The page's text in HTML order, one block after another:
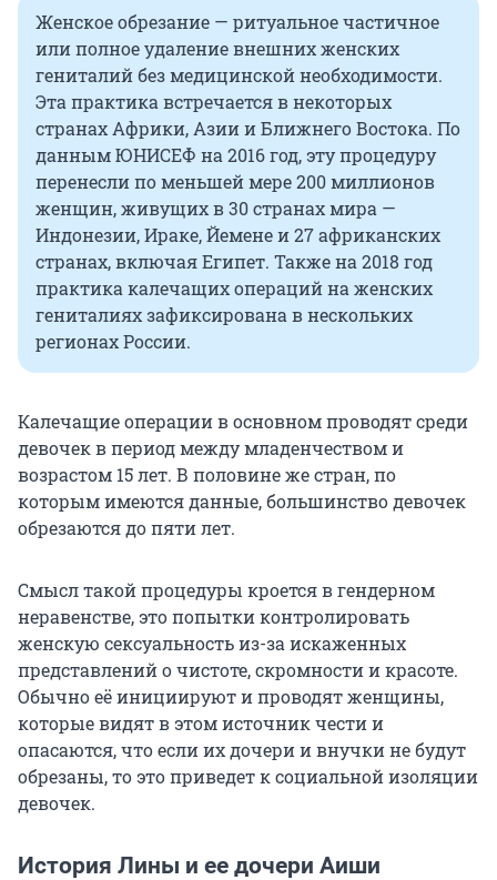
Женское обрезание — ритуальное частичное
или полное удаление внешних женских
гениталий без медицинской необходимости.
Эта практика встречается в некоторых
странах Африки, Азии и Ближнего Востока. По
данным ЮНИСЕФ на 2016 год, эту процедуру
перенесли по меньшей мере 200 миллионов
женщин, живущих в 30 странах мира —
Индонезии, Ираке, Йемене и 27 африканских
странах, включая Египет. Также на 2018 год
практика калечащих операций на женских
гениталиях зафиксирована в нескольких
регионах России.
Калечащие операции в основном проводят среди
девочек в период между младенчеством и
возрастом 15 лет. В половине же стран, по
которым имеются данные, большинство девочек
обрезаются до пяти лет.
Смысл такой процедуры кроется в гендерном
неравенстве, это попытки контролировать
женскую сексуальность из-за искаженных
представлений о чистоте, скромности и красоте.
Обычно её инициируют и проводят женщины,
которые видят в этом источник чести и
опасаются, что если их дочери и внучки не будут
обрезаны, то это приведет к социальной изоляции
девочек.
История Лины и ее дочери Аиши